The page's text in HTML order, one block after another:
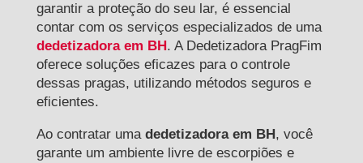
garantir a proteção do seu lar, é essencial
contar com os serviços especializados de uma
dedetizadora em BH. A Dedetizadora PragFim
oferece soluções eficazes para o controle
dessas pragas, utilizando métodos seguros e
eficientes.
Ao contratar uma dedetizadora em BH, você
garante um ambiente livre de escorpiões e